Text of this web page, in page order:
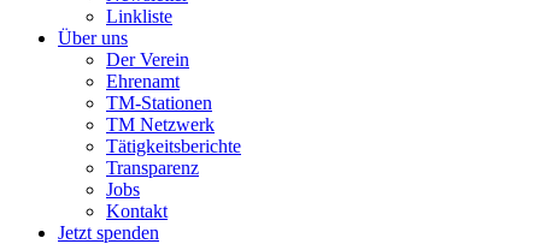
Linkliste
Über uns
Der Verein
Ehrenamt
TM-Stationen
TM Netzwerk
Tätigkeitsberichte
Transparenz
Jobs
Kontakt
Jetzt spenden